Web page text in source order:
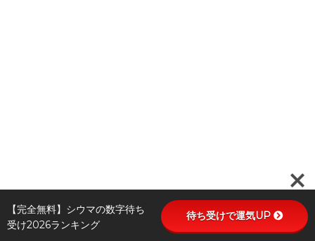
【完全無料】シウマの数字待ち
受け2026ランキング
待ち受けで運気UP